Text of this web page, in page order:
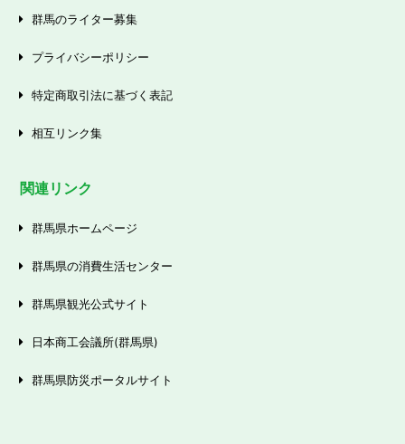
群馬のライター募集
プライバシーポリシー
特定商取引法に基づく表記
相互リンク集
関連リンク
群馬県ホームページ
群馬県の消費生活センター
群馬県観光公式サイト
日本商工会議所(群馬県)
群馬県防災ポータルサイト